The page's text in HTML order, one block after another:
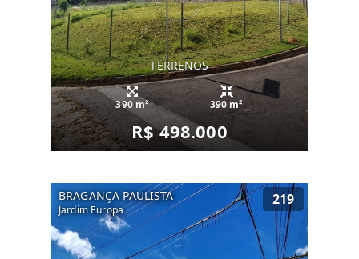
TERRENOS
390 m² 390 m²
R$ 498.000
BRAGANÇA PAULISTA
Jardim Europa
219